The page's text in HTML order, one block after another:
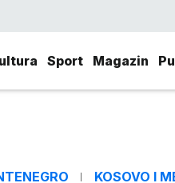
Sport Magazin
KOSOVO I